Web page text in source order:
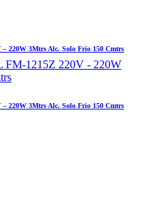
220W 3Mtrs Alc. Solo Frio 150 Cmtrs
220W 3Mtrs Alc. Solo Frio 150 Cmtrs